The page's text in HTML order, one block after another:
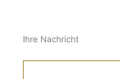
Ihre Nachricht